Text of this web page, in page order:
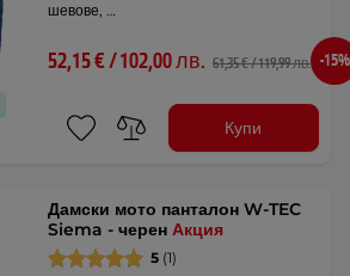
шевове, …
52,15 € / 102,00 лв. 61,35 € / 119,99 лв. -15%
Купи
Дамски мото панталон W-TEC
Siema - черенАкция
5 (1)